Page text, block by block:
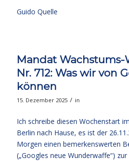
Guido Quelle
Mandat Wachstums-
Nr. 712: Was wir von
können
15. Dezember 2025 / in
Ich schreibe diesen Wochenstart
Berlin nach Hause, es ist der
Morgen einen bemerkenswerten
(„Googles neue Wunderwaffe“)